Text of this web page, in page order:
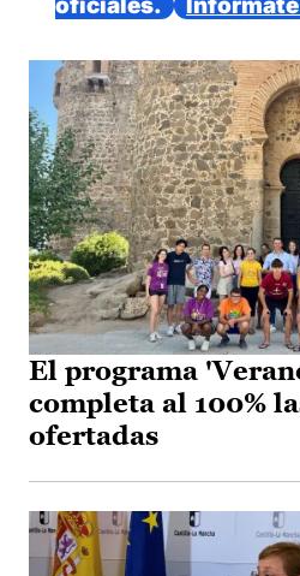
oficiales.
El programa
completa al 100%
ofertadas